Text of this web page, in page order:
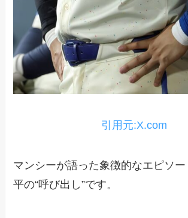
引用元:X.com
マンシーが語った象徴的なエピソ
平の“呼び出し”です。